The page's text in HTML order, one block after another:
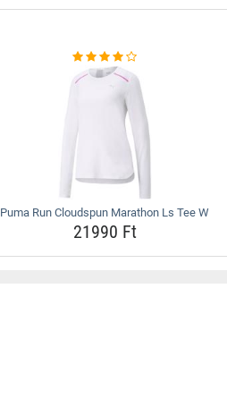
Puma Run Cloudspun Marathon Ls Tee W
21990 Ft